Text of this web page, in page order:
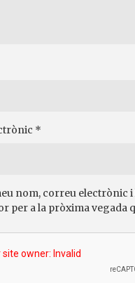
*
nom, correu electrònic
per a la pròxima vegada